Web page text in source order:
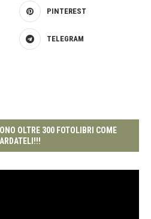
PINTEREST
TELEGRAM
OLTRE 300 FOTOLIBRI COME